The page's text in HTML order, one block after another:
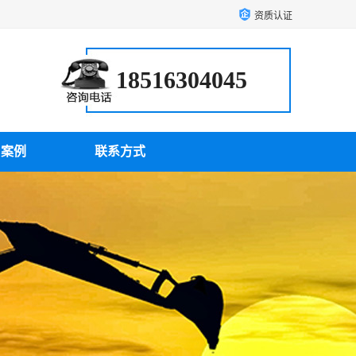
资质认证
18516304045
例 联系方式